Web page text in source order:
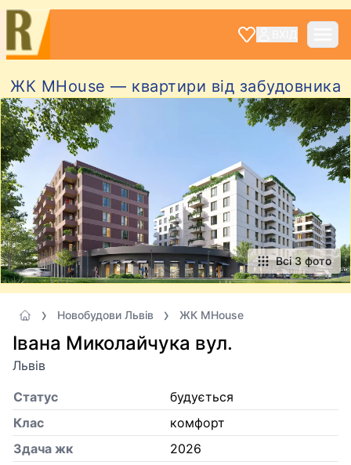
ЖК MHouse — квартири від забудовника
Всі 3 фото
Новобудови Львів ЖК MHouse
Івана Миколайчука вул.
Львів
Статус
будується
Клас
комфорт
Здача жк
2026